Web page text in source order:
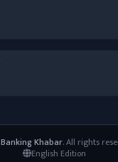
Banking Khabar. All rights
English Edition